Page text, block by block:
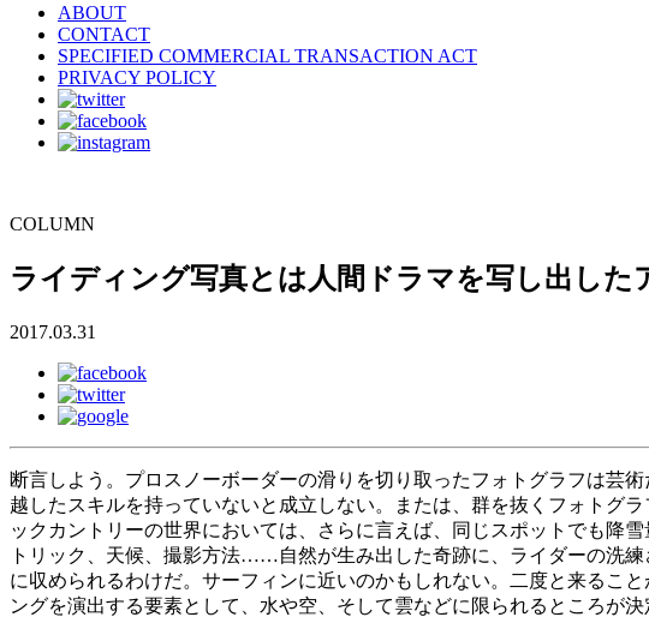
ABOUT
CONTACT
SPECIFIED COMMERCIAL TRANSACTION ACT
PRIVACY POLICY
COLUMN
ライディング写真とは人間ドラマを写し出した
2017.03.31
断言しよう。プロスノーボーダーの滑りを切り取ったフォトグラフは芸
越したスキルを持っていないと成立しない。または、群を抜くフォトグ
ックカントリーの世界においては、さらに言えば、同じスポットでも降
トリック、天候、撮影方法……自然が生み出した奇跡に、ライダーの洗
に収められるわけだ。サーフィンに近いのかもしれない。二度と来るこ
ングを演出する要素として、水や空、そして雲などに限られるところが決